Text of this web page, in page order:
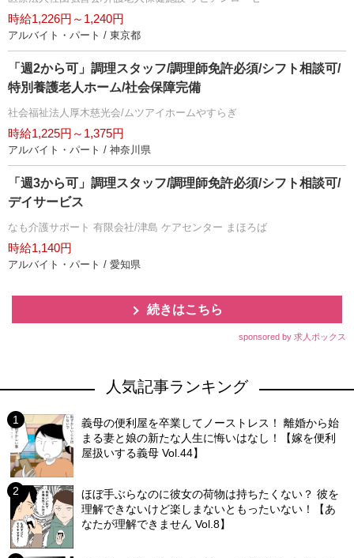
時給1,226円～1,240円
アルバイト・パート / 東京都
「週2から可」調理スタッフ/調理師免許必須/シフト相談可/
特別養護老人ホーム/社会保障完備
社会福祉法人厚木慈光会/ムツアイホームやすらぎ
時給1,225円～1,375円
アルバイト・パート / 神奈川県
「週3から可」調理スタッフ/調理師免許必須/シフト相談可/
デイサービス
なも介護サポート 有限会社/津島 ケアセンター まほろば
時給1,140円
アルバイト・パート / 愛知県
続きはこちら
sponsored by 求人ボックス
人気記事ランキング
義母の便利屋を卒業してノーストレス！ 離婚から始
まる妻と娘の新たな人生に悔いはなし！【嫁を便利
屋扱いする義母 Vol.44】
ほぼ手ぶらなのに彼女の荷物は持ちたくない？ 彼を
理解できないけど楽しまないともったいない！【あ
なたが理解できません Vol.8】